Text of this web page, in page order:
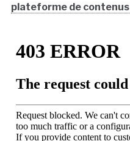
plateforme de